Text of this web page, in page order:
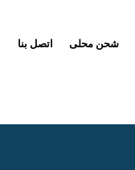
اتصل بنا شحن محلى